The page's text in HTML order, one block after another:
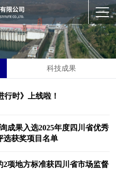
科技成果
时》上线啦！
果入选2025年度四川省优秀
选获奖项目名单
项地方标准获四川省市场监督